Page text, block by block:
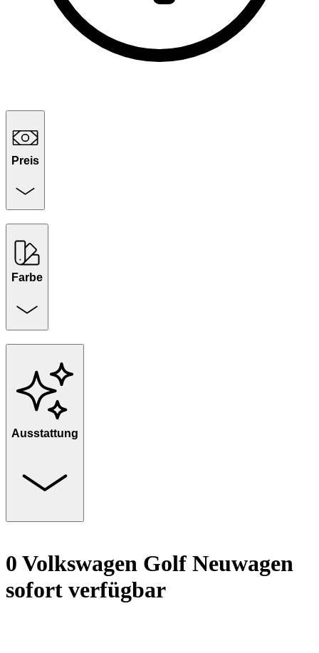
Preis
Farbe
Ausstattung
0 Volkswagen Golf Neuwagen
sofort verfügbar